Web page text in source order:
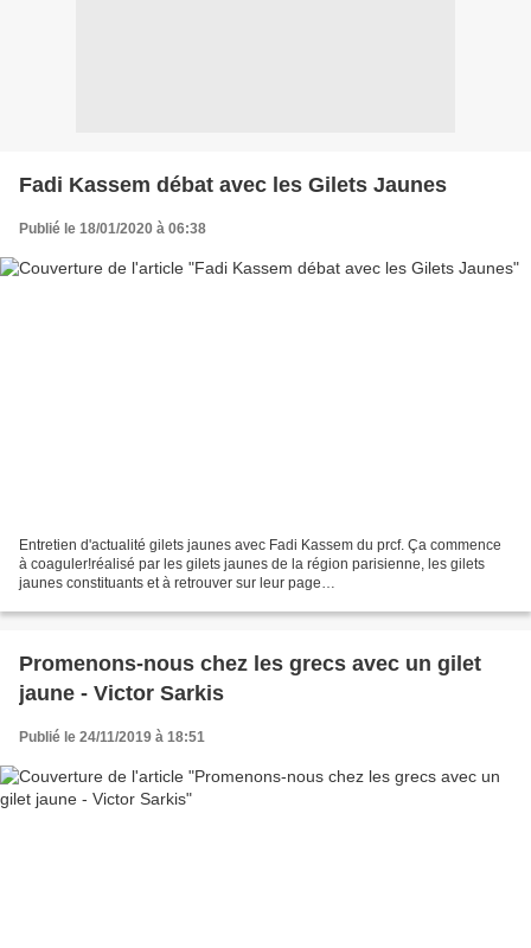
Fadi Kassem débat avec les Gilets Jaunes
Publié le 18/01/2020 à 06:38
Entretien d'actualité gilets jaunes avec Fadi Kassem du prcf. Ça commence
à coaguler!réalisé par les gilets jaunes de la région parisienne, les gilets
jaunes constituants et à retrouver sur leur page
videos/632216700881158/...
Promenons-nous chez les grecs avec un gilet
jaune - Victor Sarkis
Publié le 24/11/2019 à 18:51